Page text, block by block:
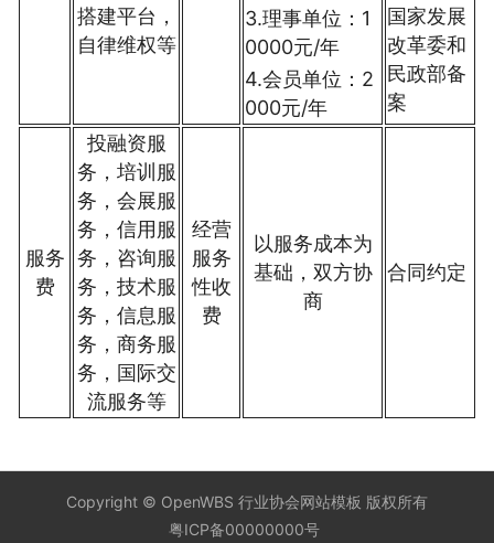
搭建平台，
自律维权等
3.理事单位：1
0000元/年
4.会员单位：2
000元/年
国家发展
改革委和
民政部备
案
服务
费
投融资服
务，培训服
务，会展服
务，信用服
务，咨询服
务，技术服
务，信息服
务，商务服
务，国际交
流服务等
经营
服务
性收
费
以服务成本为
基础，双方协
商
合同约定
Copyright © OpenWBS 行业协会网站模板 版权所有
粤ICP备00000000号